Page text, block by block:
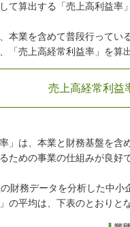
て算出する「売上高利益率
本業を含めて普段行ってい
「売上高経常利益率」を算
売上高経常利益
」は、本業と財務基盤を含
ための事業の仕組みが良好
財務データを分析した中小
の平均は、下表のとおりと